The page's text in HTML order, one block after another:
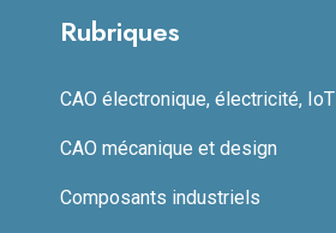
Rubriques
CAO électronique, électricité, IoT
CAO mécanique et design
Composants industriels